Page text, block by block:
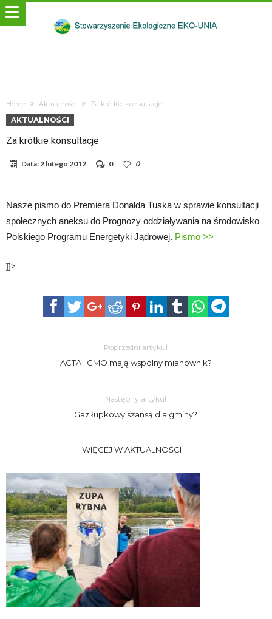
Home Aktualności Za krótkie konsultacje
AKTUALNOŚCI
Za krótkie konsultacje
Data:2 lutego 2012 0 0
Nasze pismo do Premiera Donalda Tuska w sprawie konsultacji
społecznych aneksu do Prognozy oddziaływania na środowisko
Polskiego Programu Energetyki Jądrowej. Pismo >>
]]>
Poprzedni artykuł
ACTA i GMO mają wspólny mianownik?
Następny artykuł
Gaz łupkowy szansą dla gminy?
WIĘCEJ W AKTUALNOŚCI